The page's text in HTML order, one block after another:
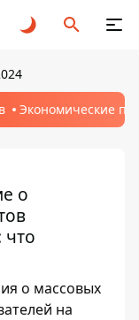
Экономические
о
что
о массовых
на